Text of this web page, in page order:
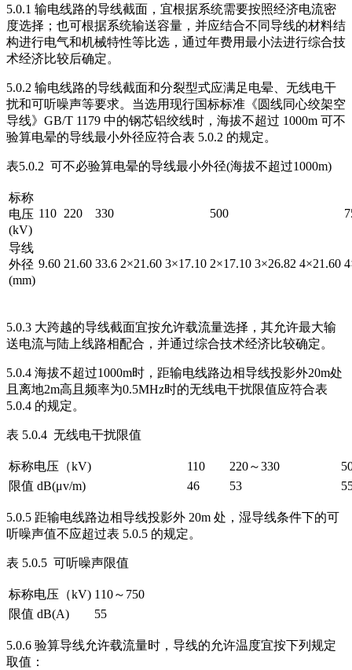
5.0.1 输电线路的导线截面，宜根据系统需要按照经济电流密
度选择；也可根据系统输送容量，并应结合不同导线的材料结
构进行电气和机械特性等比选，通过年费用最小法进行综合技
术经济比较后确定。
5.0.2 输电线路的导线截面和分裂型式应满足电晕、无线电干
扰和可听噪声等要求。当选用现行国标标准《圆线同心绞架空
导线》GB/T 1179 中的钢芯铝绞线时，海拔不超过 1000m 可不
验算电晕的导线最小外径应符合表 5.0.2 的规定。
表5.0.2 可不必验算电晕的导线最小外径(海拔不超过1000m)
标称
电压
(kV)
110 220 330 500
导线
外径
(mm)
9.60 21.60 33.6 2×21.60 3×17.10 2×17.10 3×26.82 4×21.60
5.0.3 大跨越的导线截面宜按允许载流量选择，其允许最大输
送电流与陆上线路相配合，并通过综合技术经济比较确定。
5.0.4 海拔不超过1000m时，距输电线路边相导线投影外20m处
且离地2m高且频率为0.5MHz时的无线电干扰限值应符合表
5.0.4 的规定。
表 5.0.4 无线电干扰限值
标称电压（kV) 110 220～330
限值 dB(μv/m)
46 53
5.0.5 距输电线路边相导线投影外 20m 处，湿导线条件下的可
听噪声值不应超过表 5.0.5 的规定。
表 5.0.5 可听噪声限值
标称电压（kV) 110～750
限值 dB(A)
55
5.0.6 验算导线允许载流量时，导线的允许温度宜按下列规定
取值：